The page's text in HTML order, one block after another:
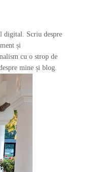
digital. Scriu despre
și
cu o strop de
mine și blog.